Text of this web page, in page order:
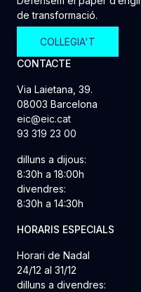
de transformació.
COL·LEGIA'T
CONTACTE
Via Laietana, 39.
08003 Barcelona
eic@eic.cat
93 319 23 00
dilluns a dijous:
8:30h a 18:00h
divendres:
8:30h a 14:30h
HORARIS ESPECIALS
Horari de Nadal
24/12 al 31/12
dilluns a divendres: